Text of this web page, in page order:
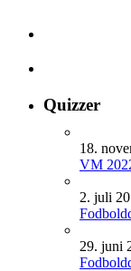
Quizzer
18.
VM
2. juli
29. juni